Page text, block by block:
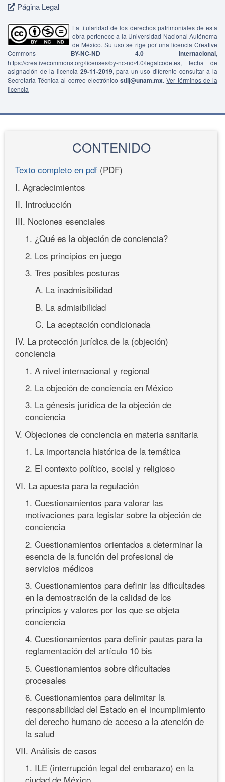
Página Legal
La titularidad de los derechos patrimoniales de esta
obra pertenece a la Universidad Nacional Autónoma
de México. Su uso se rige por una licencia Creative
Commons BY-NC-ND 4.0 Internacional,
https://creativecommons.org/licenses/by-nc-nd/4.0/legalcode.es, fecha de
asignación de la licencia 29-11-2019, para un uso diferente consultar a la
Secretaria Técnica al correo electrónicostiij@unam.mx. Ver términos de la
licencia
CONTENIDO
Texto completo en pdf (PDF)
I. Agradecimientos
II. Introducción
III. Nociones esenciales
1. ¿Qué es la objeción de conciencia?
2. Los principios en juego
3. Tres posibles posturas
A. La inadmisibilidad
B. La admisibilidad
C. La aceptación condicionada
IV. La protección jurídica de la (objeción)
conciencia
1. A nivel internacional y regional
2. La objeción de conciencia en México
3. La génesis jurídica de la objeción de
conciencia
V. Objeciones de conciencia en materia sanitaria
1. La importancia histórica de la temática
2. El contexto político, social y religioso
VI. La apuesta para la regulación
1. Cuestionamientos para valorar las
motivaciones para legislar sobre la objeción de
conciencia
2. Cuestionamientos orientados a determinar la
esencia de la función del profesional de
servicios médicos
3. Cuestionamientos para definir las dificultades
en la demostración de la calidad de los
principios y valores por los que se objeta
conciencia
4. Cuestionamientos para definir pautas para la
reglamentación del artículo 10 bis
5. Cuestionamientos sobre dificultades
procesales
6. Cuestionamientos para delimitar la
responsabilidad del Estado en el incumplimiento
del derecho humano de acceso a la atención de
la salud
VII. Análisis de casos
1. ILE (interrupción legal del embarazo) en la
ciudad de México